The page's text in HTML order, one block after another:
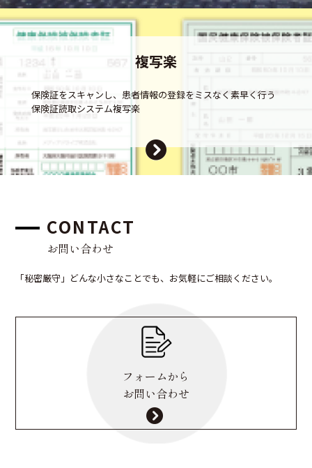
複写楽
保険証をスキャンし、患者情報の登録をミスなく素早く行う
保険証読取システム複写楽
CONTACT
お問い合わせ
「秘密厳守」どんな小さなことでも、お気軽にご相談ください。
フォームから
お問い合わせ